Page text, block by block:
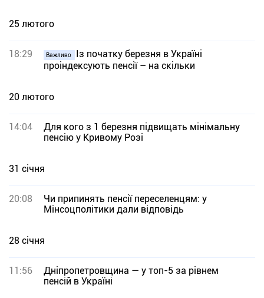
25 лютого
18:29 Важливо
Із початку березня в Україні
проіндексують пенсії – на скільки
20 лютого
14:04
Для кого з 1 березня підвищать мінімальну
пенсію у Кривому Розі
31 січня
20:08
Чи припинять пенсії переселенцям: у
Мінсоцполітики дали відповідь
28 січня
11:56
Дніпропетровщина — у топ-5 за рівнем
пенсій в Україні